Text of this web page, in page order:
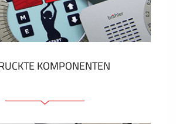
KOMPONENTEN